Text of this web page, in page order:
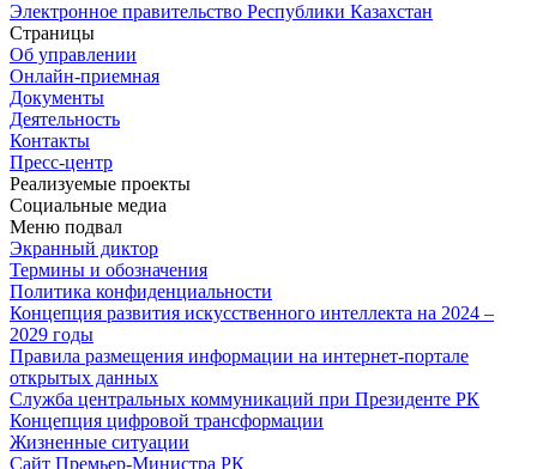
Электронное правительство Республики Казахстан
Страницы
Об управлении
Онлайн-приемная
Документы
Деятельность
Контакты
Пресс-центр
Реализуемые проекты
Социальные медиа
Меню подвал
Экранный диктор
Термины и обозначения
Политика конфиденциальности
Концепция развития искусственного интеллекта на 2024 –
2029 годы
Правила размещения информации на интернет-портале
открытых данных
Служба центральных коммуникаций при Президенте РК
Концепция цифровой трансформации
Жизненные ситуации
Сайт Премьер-Министра РК